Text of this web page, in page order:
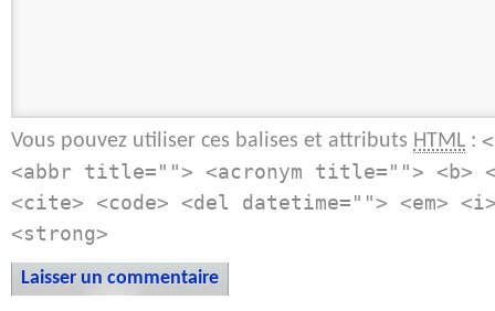
Vous pouvez utiliser ces balises et attributs HTML :
<abbr title=""> <acronym title=""> <b>
<cite> <code> <del datetime=""> <em>
<strong>